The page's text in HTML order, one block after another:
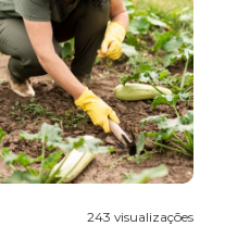
243 visualizações